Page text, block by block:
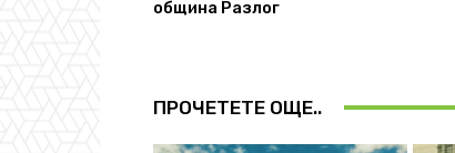
община Разлог
ПРОЧЕТЕТЕ ОЩЕ..